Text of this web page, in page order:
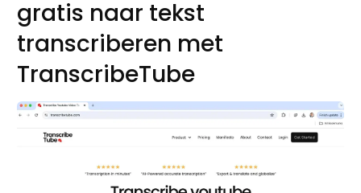
gratis naar tekst
transcriberen met
TranscribeTube